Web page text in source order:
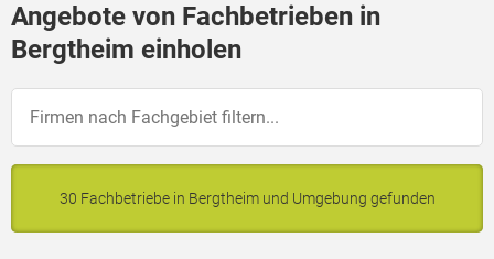
Angebote von Fachbetrieben in
Bergtheim einholen
30 Fachbetriebe in Bergtheim und Umgebung gefunden